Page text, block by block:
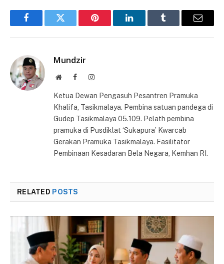
FacebookTwitter Pinterest LinkedInTumblr Email
Mundzir
WebsiteFacebookInstagram
Ketua Dewan Pengasuh Pesantren Pramuka
Khalifa, Tasikmalaya. Pembina satuan pandega di
Gudep Tasikmalaya 05.109. Pelath pembina
pramuka di Pusdiklat ‘Sukapura’ Kwarcab
Gerakan Pramuka Tasikmalaya. Fasilitator
Pembinaan Kesadaran Bela Negara, Kemhan RI.
RELATED POSTS